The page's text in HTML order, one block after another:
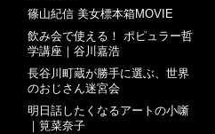
篠山紀信 美女標本箱MOVIE
飲み会で使える！ ポピュラー哲
学講座｜谷川嘉浩
長谷川町蔵が勝手に選ぶ、世界
のおじさん迷宮会
明日話したくなるアートの小噺
｜筧菜奈子